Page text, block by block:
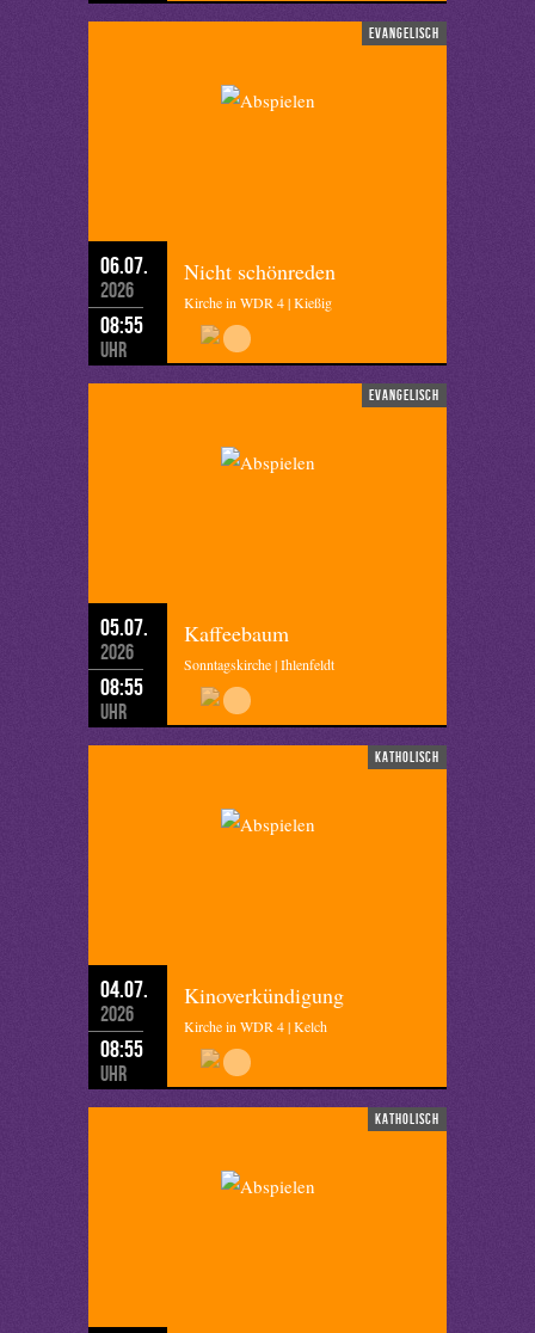
evangelisch
06.07.
2026
08:55
Uhr
Nicht schönreden
Kirche in WDR 4 | Kießig
evangelisch
05.07.
2026
08:55
Uhr
Kaffeebaum
Sonntagskirche | Ihlenfeldt
katholisch
04.07.
2026
08:55
Uhr
Kinoverkündigung
Kirche in WDR 4 | Kelch
katholisch